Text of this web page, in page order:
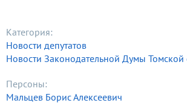
Категория:
Новости депутатов
Новости Законодательной Думы Томской
Персоны:
Мальцев Борис Алексеевич